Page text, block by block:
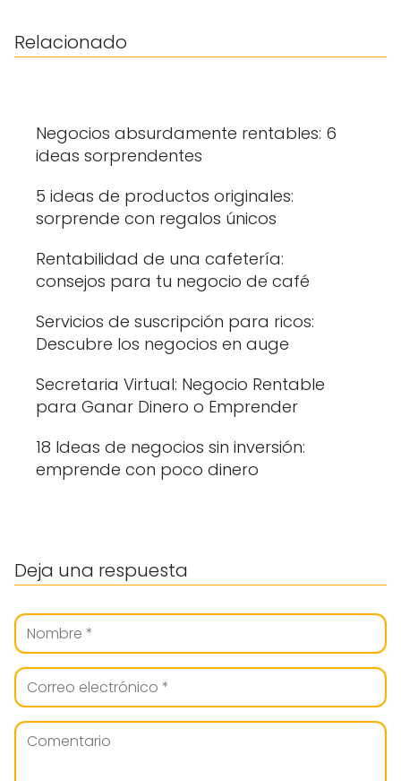
Relacionado
Negocios absurdamente rentables: 6
ideas sorprendentes
5 ideas de productos originales:
sorprende con regalos únicos
Rentabilidad de una cafetería:
consejos para tu negocio de café
Servicios de suscripción para ricos:
Descubre los negocios en auge
Secretaria Virtual: Negocio Rentable
para Ganar Dinero o Emprender
18 Ideas de negocios sin inversión:
emprende con poco dinero
Deja una respuesta